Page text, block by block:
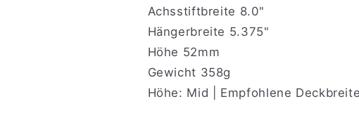
Achsstiftbreite 8.0"
Hängerbreite 5.375"
Höhe 52mm
Gewicht 358g
Höhe: Mid | Empfohlene